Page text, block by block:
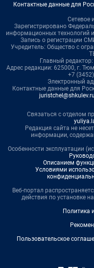
Контактные данные для
Сетевое
Зарегистрировано
информационных технологий
Запись о регистрации
Учредитель: Общество с
Главный
Адрес редакции: 625000, г.
+7
Электронный
Контактные данные для
juristchel@shkulev.ru
Связаться с отделом
Редакция сайта не
информации,
Особенности эксплуатации
Описанием
Условиями
Веб-портал
действия по установке
Политика
Пользовательское